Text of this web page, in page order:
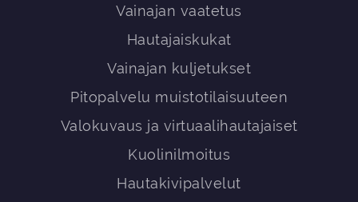
Vainajan vaatetus
Hautajaiskukat
Vainajan kuljetukset
Pitopalvelu muistotilaisuuteen
Valokuvaus ja virtuaalihautajaiset
Kuolinilmoitus
Hautakivipalvelut